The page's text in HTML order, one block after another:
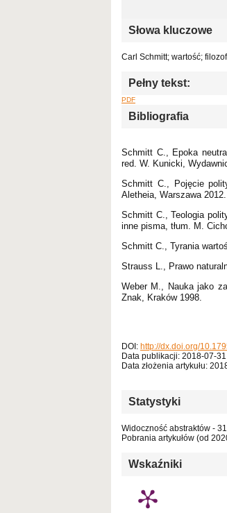
Słowa kluczowe
Carl Schmitt; wartość;
Pełny tekst:
PDF
Bibliografia
Schmitt C., Epoka
red. W. Kunicki,
Schmitt C., Pojęcie
Aletheia, Warszawa 2012.
Schmitt C., Teologia
inne pisma, tłum. M.
Schmitt C., Tyrania
Strauss L., Prawo
Weber M., Nauka jako
Znak, Kraków 1998.
DOI: http://dx.doi.org/
Data publikacji: 2018-07-
Data złożenia artykułu:
Statystyki
Widoczność abstraktów -
Pobrania artykułów (od
Wskaźniki